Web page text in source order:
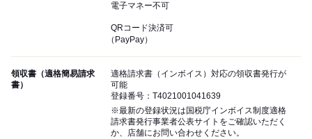
電子マネー不可
QRコード決済可
（PayPay）
領収書（適格簡易請求
書）
適格請求書（インボイス）対応の領収書発行が
可能
登録番号：T4021001041639
※最新の登録状況は国税庁インボイス制度適格
請求書発行事業者公表サイトをご確認いただく
か、店舗にお問い合わせください。